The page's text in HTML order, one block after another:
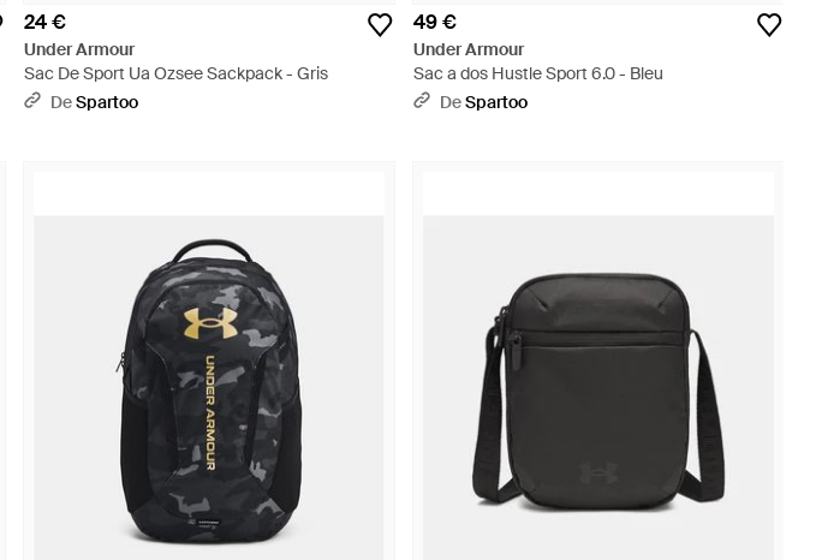
24 €
Under Armour
Sac De Sport Ua Ozsee Sackpack - Gris
DeSpartoo
49 €
Under Armour
Sac a dos Hustle Sport 6.0 - Bleu
DeSpartoo